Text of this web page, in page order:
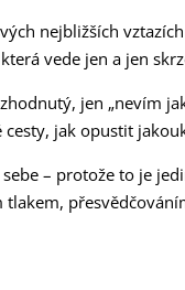
nejbližších
vede jen a jen
jen „nevím
jak opustit
– protože to je